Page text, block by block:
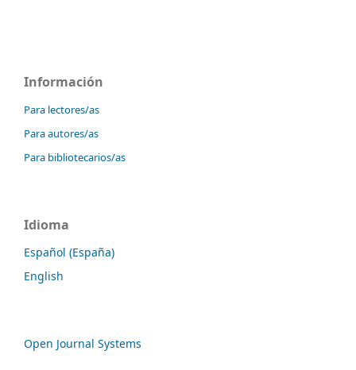
Información
Para lectores/as
Para autores/as
Para bibliotecarios/as
Idioma
Español (España)
English
Open Journal Systems